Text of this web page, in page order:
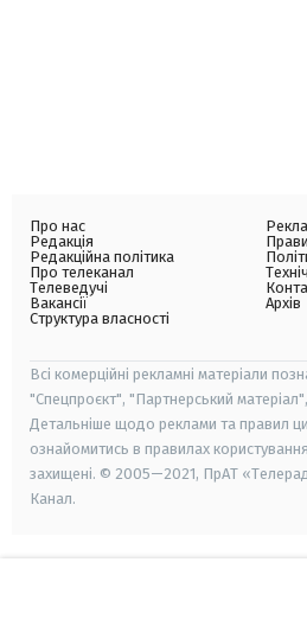
Про нас
Редакція
Редакційна політика
Про телеканал
Телеведучі
Вакансії
Структура власності
Архів
Всі комерційні рекламні матеріали
"Спецпроєкт", "Партнерський
Детальніше щодо реклами та правил
ознайомитись в правилах
захищені. © 2005—2021, ПрАТ
Канал.